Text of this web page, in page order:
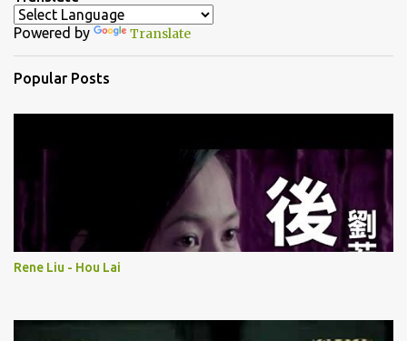
t
s
Powered by Translate
Popular Posts
Rene Liu - Hou Lai